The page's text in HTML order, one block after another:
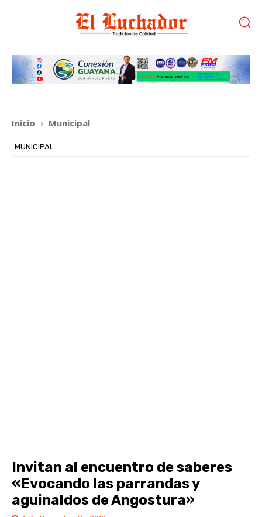
Inicio Municipal
MUNICIPAL
Invitan al encuentro de saberes
«Evocando las parrandas y
aguinaldos de Angostura»